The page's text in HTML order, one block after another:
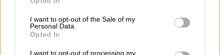
I want to opt-out of the Sale of my
Personal Data.
Opted In
I want to opt-out of processing my